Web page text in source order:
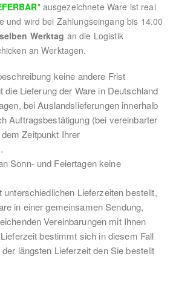
" ausgezeichnete Ware ist real
und wird bei Zahlungseingang bis 14.00
Werktag an die Logistik
an Werktagen.
keine andere Frist
die Lieferung der Ware in Deutschland
bei Auslandslieferungen innerhalb
Auftragsbestätigung (bei vereinbarter
Zeitpunkt Ihrer
Sonn- und Feiertagen keine
unterschiedlichen Lieferzeiten bestellt,
in einer gemeinsamen Sendung,
Vereinbarungen mit Ihnen
bestimmt sich in diesem Fall
längsten Lieferzeit den Sie bestellt